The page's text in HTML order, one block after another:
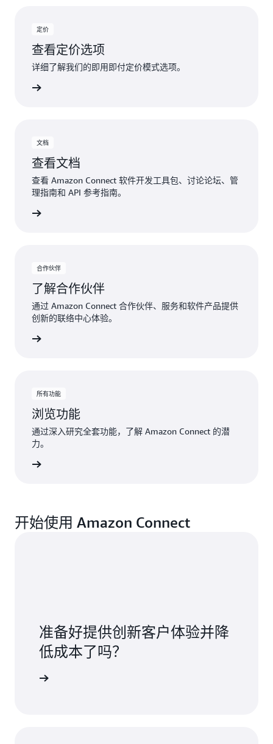
定价
查看定价选项
详细了解我们的即用即付定价模式选项。
文档
查看文档
查看 Amazon Connect 软件开发工具包、讨论论坛、管
理指南和 API 参考指南。
合作伙伴
了解合作伙伴
通过 Amazon Connect 合作伙伴、服务和软件产品提供
创新的联络中心体验。
所有功能
浏览功能
通过深入研究全套功能，了解 Amazon Connect 的潜
力。
开始使用 Amazon Connect
准备好提供创新客户体验并降
低成本了吗？